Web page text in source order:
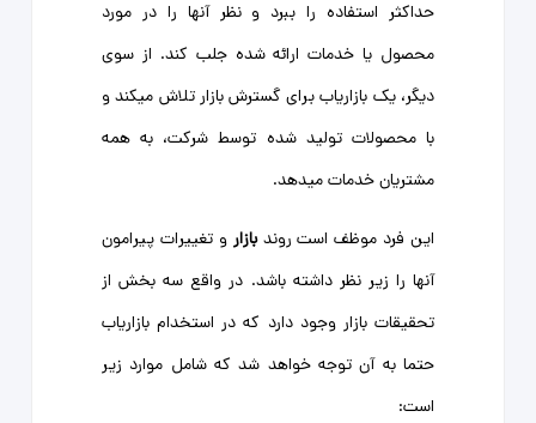
حداکثر استفاده را ببرد و نظر آنها را در مورد
محصول یا خدمات ارائه شده جلب کند. از سوی
دیگر، یک بازاریاب برای گسترش بازار تلاش میکند و
با محصولات تولید شده توسط شرکت، به همه
مشتریان خدمات میدهد.
این فرد موظف است روندبازار و تغییرات پیرامون
آنها را زیر نظر داشته باشد. در واقع سه بخش از
تحقیقات بازار وجود دارد که در استخدام بازاریاب
حتما به آن توجه خواهد شد که شامل موارد زیر
است: